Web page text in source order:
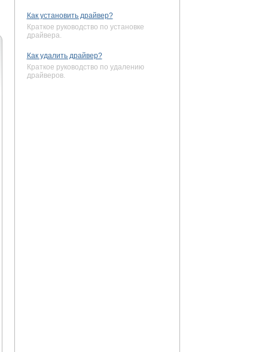
Как установить драйвер?
Краткое руководство по установке
драйвера.
Как удалить драйвер?
Краткое руководство по удалению
драйверов.